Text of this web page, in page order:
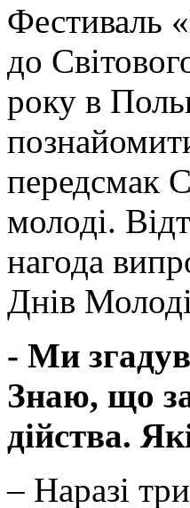
Фестиваль
до
року в
передсмак
молоді.
нагода
Днів
- Ми
Знаю, що
дійства.
– Наразі